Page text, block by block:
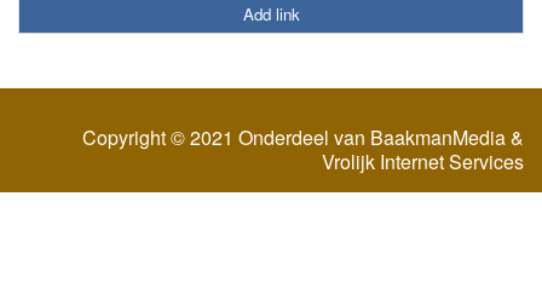
Add link
Copyright © 2021 Onderdeel van BaakmanMedia&
Vrolijk Internet Services